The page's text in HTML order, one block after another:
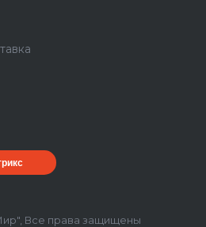
Все права защищены